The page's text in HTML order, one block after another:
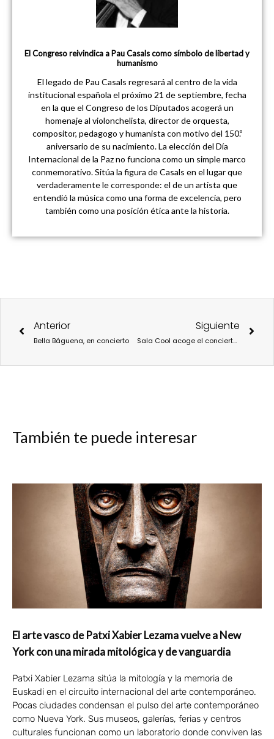
El Congreso reivindica a Pau Casals como símbolo de libertad y
humanismo
El legado de Pau Casals regresará al centro de la vida
institucional española el próximo 21 de septiembre, fecha
en la que el Congreso de los Diputados acogerá un
homenaje al violonchelista, director de orquesta,
compositor, pedagogo y humanista con motivo del 150.º
aniversario de su nacimiento. La elección del Día
Internacional de la Paz no funciona como un simple marco
conmemorativo. Sitúa la figura de Casals en el lugar que
verdaderamente le corresponde: el de un artista que
entendió la música como una forma de excelencia, pero
también como una posición ética ante la historia.
Anterior
Bella Báguena, en concierto
Siguiente
Sala Cool acoge el concierto del rapero canadiense bbno$
También te puede interesar
El arte vasco de Patxi Xabier Lezama vuelve a New
York con una mirada mitológica y de vanguardia
Patxi Xabier Lezama sitúa la mitología y la memoria de
Euskadi en el circuito internacional del arte contemporáneo.
Pocas ciudades condensan el pulso del arte contemporáneo
como Nueva York. Sus museos, galerías, ferias y centros
culturales funcionan como un laboratorio donde conviven las